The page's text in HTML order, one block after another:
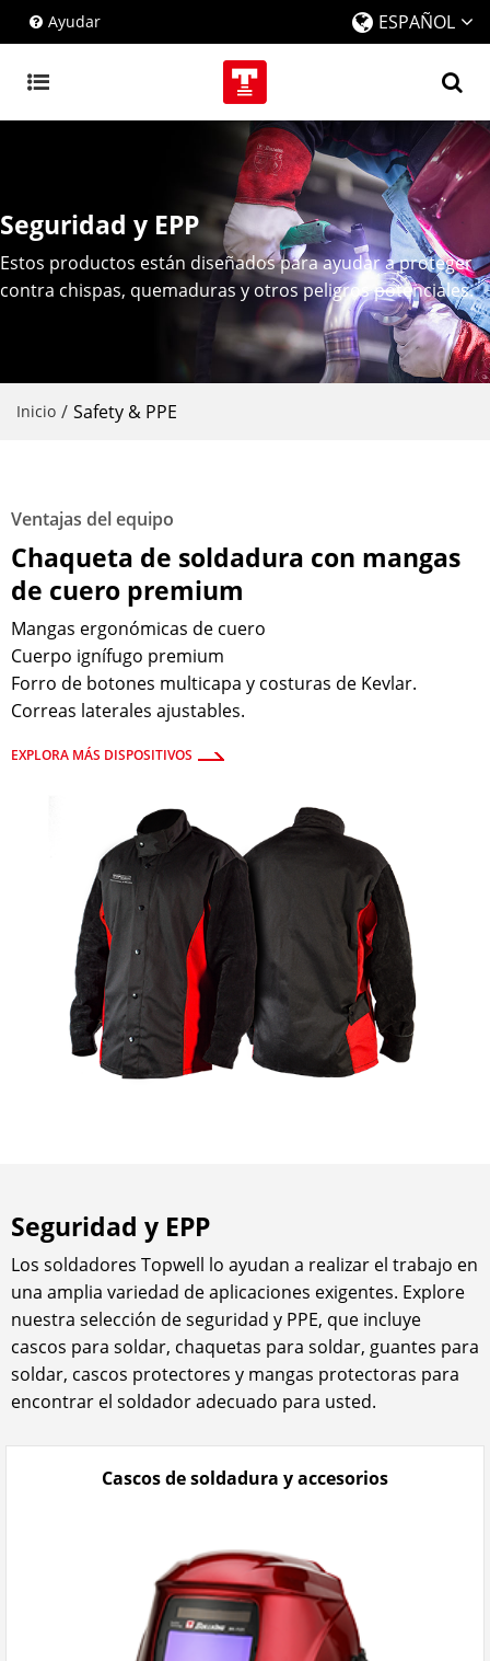
Ayudar ESPAÑOL
Seguridad y EPP
Estos productos están diseñados para ayudar a proteger
contra chispas, quemaduras y otros peligros potenciales.
Inicio / Safety & PPE
Ventajas del equipo
Chaqueta de soldadura con mangas
de cuero premium
Mangas ergonómicas de cuero
Cuerpo ignífugo premium
Forro de botones multicapa y costuras de Kevlar.
Correas laterales ajustables.
EXPLORA MÁS DISPOSITIVOS
Seguridad y EPP
Los soldadores Topwell lo ayudan a realizar el trabajo en
una amplia variedad de aplicaciones exigentes. Explore
nuestra selección de seguridad y PPE, que incluye
cascos para soldar, chaquetas para soldar, guantes para
soldar, cascos protectores y mangas protectoras para
encontrar el soldador adecuado para usted.
Cascos de soldadura y accesorios